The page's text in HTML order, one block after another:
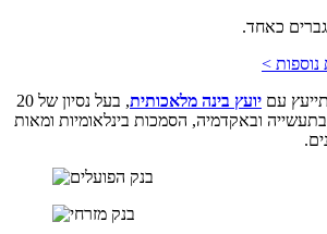
כאחד.
נוספות >
עם יועץ בינה מלאכותית
, בעל נסיון של 20
ובאקדמיה, הסמכות בינלאומיות ומאות